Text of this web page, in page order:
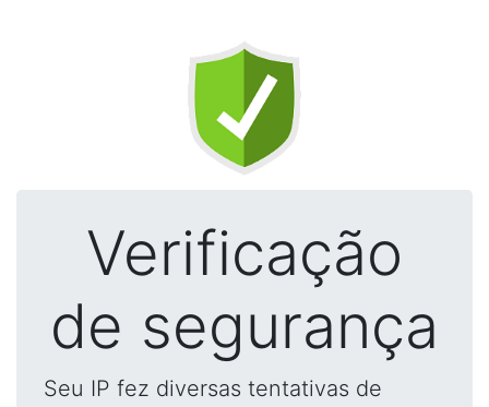
Verificação
de segurança
Seu IP fez diversas tentativas de